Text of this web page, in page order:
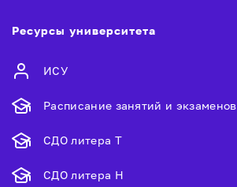
Ресурсы университета
ИСУ
Расписание занятий и экзаменов
СДО литера Т
СДО литера Н